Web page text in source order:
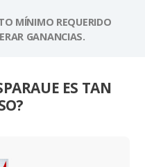
MÍNIMO REQUERIDO
GANANCIAS.
ES TAN